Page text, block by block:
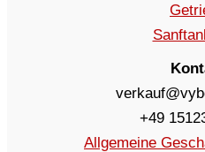
+49
Allgemeine